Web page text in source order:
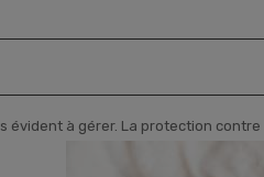
évident à gérer. La protection contre